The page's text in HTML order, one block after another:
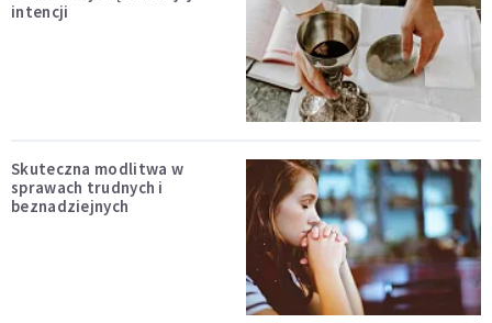
intencji
Skuteczna modlitwa w
sprawach trudnych i
beznadziejnych